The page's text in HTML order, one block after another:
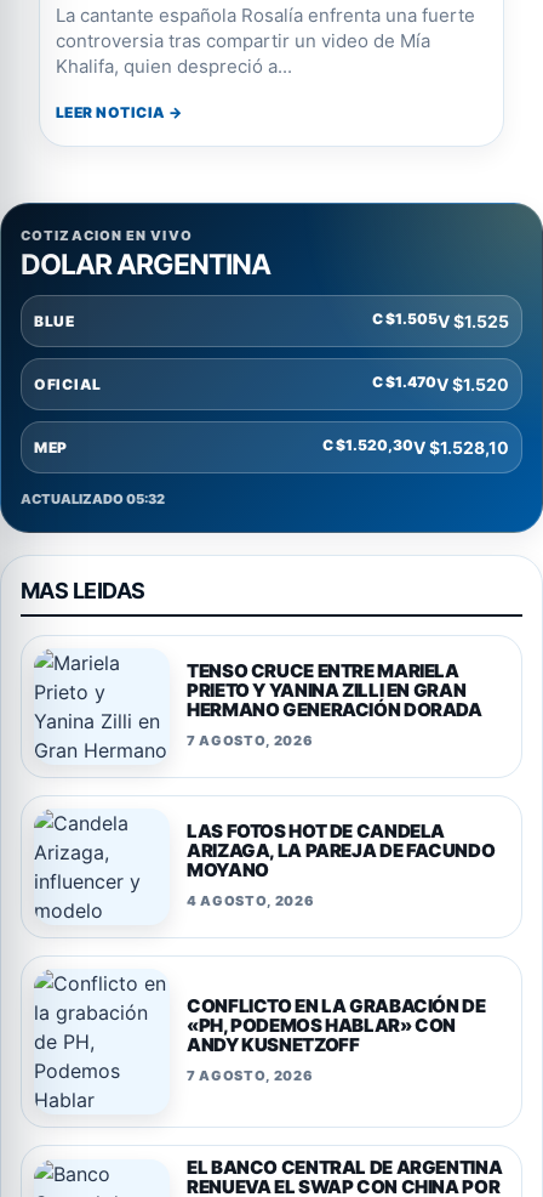
La cantante española Rosalía enfrenta una fuerte
controversia tras compartir un video de Mía
Khalifa, quien despreció a...
LEER NOTICIA →
COTIZACION EN VIVO
DOLAR ARGENTINA
BLUE C $1.505V $1.525
OFICIAL C $1.470V $1.520
MEP C $1.520,30V $1.528,10
ACTUALIZADO 05:32
MAS LEIDAS
TENSO CRUCE ENTRE MARIELA
PRIETO Y YANINA ZILLI EN GRAN
HERMANO GENERACIÓN DORADA
7 AGOSTO, 2026
LAS FOTOS HOT DE CANDELA
ARIZAGA, LA PAREJA DE FACUNDO
MOYANO
4 AGOSTO, 2026
CONFLICTO EN LA GRABACIÓN DE
«PH, PODEMOS HABLAR» CON
ANDY KUSNETZOFF
7 AGOSTO, 2026
EL BANCO CENTRAL DE ARGENTINA
RENUEVA EL SWAP CON CHINA POR